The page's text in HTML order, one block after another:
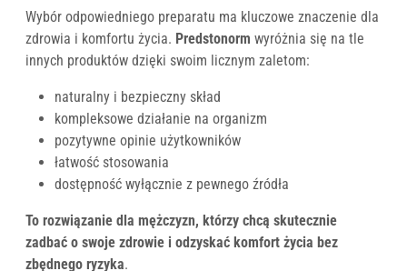
Wybór odpowiedniego preparatu ma kluczowe znaczenie dla
zdrowia i komfortu życia. Predstonorm wyróżnia się na tle
innych produktów dzięki swoim licznym zaletom:
naturalny i bezpieczny skład
kompleksowe działanie na organizm
pozytywne opinie użytkowników
łatwość stosowania
dostępność wyłącznie z pewnego źródła
To rozwiązanie dla mężczyzn, którzy chcą skutecznie
zadbać o swoje zdrowie i odzyskać komfort życia bez
zbędnego ryzyka.